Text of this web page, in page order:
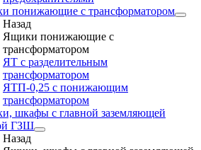
понижающие с трансформатором
Назад
Ящики понижающие с
трансформатором
ЯТ с разделительным
трансформатором
ЯТП-0,25 с понижающим
трансформатором
шкафы с главной заземляющей
ГЗШ
Назад